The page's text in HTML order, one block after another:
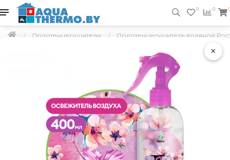
×
0 0
Полотенцесушители Полотенцесушитель водяной